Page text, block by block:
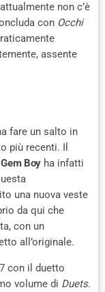
non c’è
con Occhi
assente
fare un salto in
più recenti. Il
Gem Boy ha infatti
una nuova veste
da qui che
con un
all’originale.
con il duetto
volume di Duets.